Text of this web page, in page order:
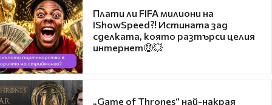
Плати ли FIFA милиони на
IShowSpeed?! Истината зад
сделката, която разтърси целия
интернет🤑💥
„Game of Thrones“ най-накрая